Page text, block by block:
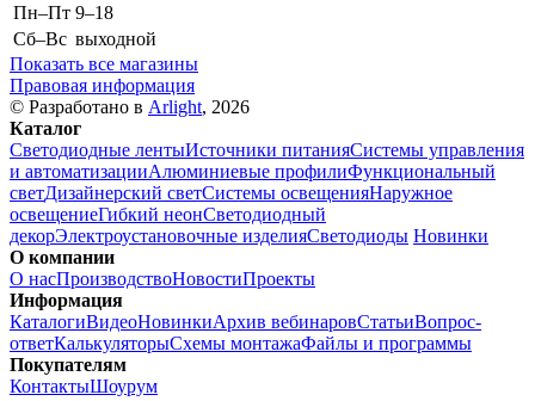
Пн–Пт 9–18
Сб–Вс выходной
Показать все магазины
Правовая информация
© Разработано в Arlight, 2026
Каталог
Светодиодные лентыИсточники питанияСистемы управления
и автоматизацииАлюминиевые профилиФункциональный
светДизайнерский светСистемы освещенияНаружное
освещениеГибкий неонСветодиодный
декорЭлектроустановочные изделияСветодиоды Новинки
О компании
О насПроизводствоНовостиПроекты
Информация
КаталогиВидеоНовинкиАрхив вебинаровСтатьиВопрос-
ответКалькуляторыСхемы монтажаФайлы и программы
Покупателям
КонтактыШоурум